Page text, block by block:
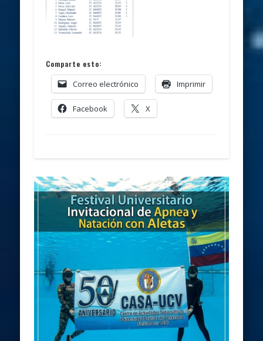
Comparte esto:
Correo electrónico Imprimir
Facebook X